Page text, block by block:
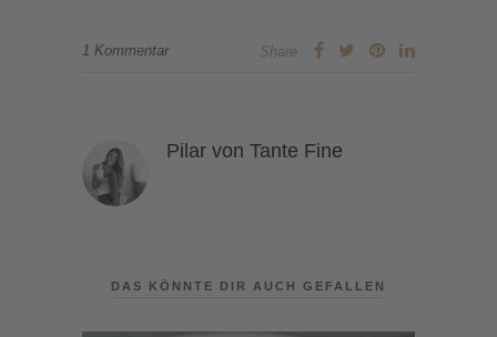
1 Kommentar Share
Pilar von Tante Fine
DAS KÖNNTE DIR AUCH GEFALLEN